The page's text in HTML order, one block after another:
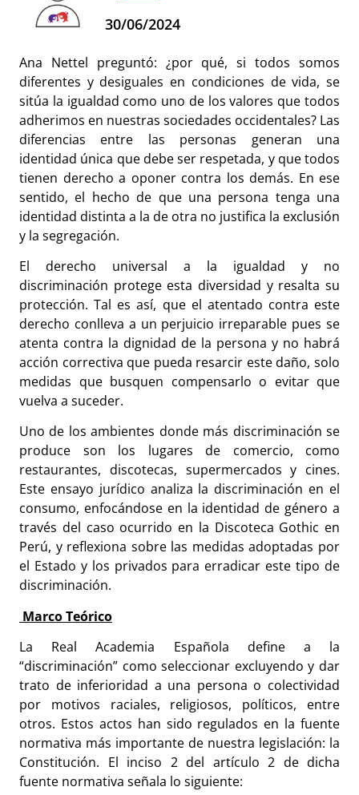
Ana Nettel preguntó: ¿por qué, si todos somos
diferentes y desiguales en condiciones de vida, se
sitúa la igualdad como uno de los valores que todos
adherimos en nuestras sociedades occidentales? Las
diferencias entre las personas generan una
identidad única que debe ser respetada, y que todos
tienen derecho a oponer contra los demás. En ese
sentido, el hecho de que una persona tenga una
identidad distinta a la de otra no justifica la exclusión
y la segregación.
El derecho universal a la igualdad y no
discriminación protege esta diversidad y resalta su
protección. Tal es así, que el atentado contra este
derecho conlleva a un perjuicio irreparable pues se
atenta contra la dignidad de la persona y no habrá
acción correctiva que pueda resarcir este daño, solo
medidas que busquen compensarlo o evitar que
vuelva a suceder.
Uno de los ambientes donde más discriminación se
produce son los lugares de comercio, como
restaurantes, discotecas, supermercados y cines.
Este ensayo jurídico analiza la discriminación en el
consumo, enfocándose en la identidad de género a
través del caso ocurrido en la Discoteca Gothic en
Perú, y reflexiona sobre las medidas adoptadas por
el Estado y los privados para erradicar este tipo de
discriminación.
Marco Teórico
La Real Academia Española define a la
“discriminación” como seleccionar excluyendo y dar
trato de inferioridad a una persona o colectividad
por motivos raciales, religiosos, políticos, entre
otros. Estos actos han sido regulados en la fuente
normativa más importante de nuestra legislación: la
Constitución. El inciso 2 del artículo 2 de dicha
fuente normativa señala lo siguiente:
30/06/2024